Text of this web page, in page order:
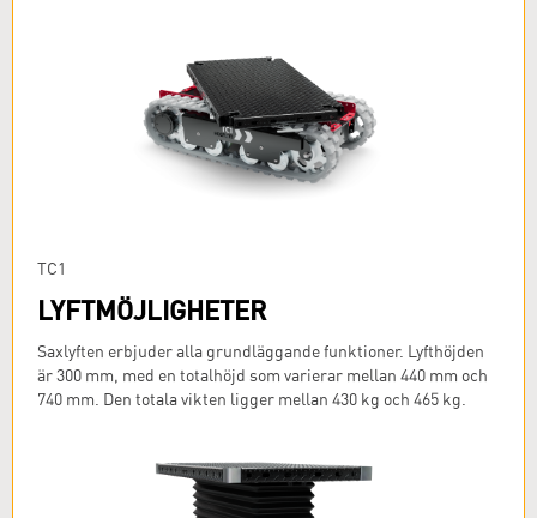
TC1
LYFTMÖJLIGHETER
Saxlyften erbjuder alla grundläggande funktioner. Lyfthöjden
är 300 mm, med en totalhöjd som varierar mellan 440 mm och
740 mm. Den totala vikten ligger mellan 430 kg och 465 kg.